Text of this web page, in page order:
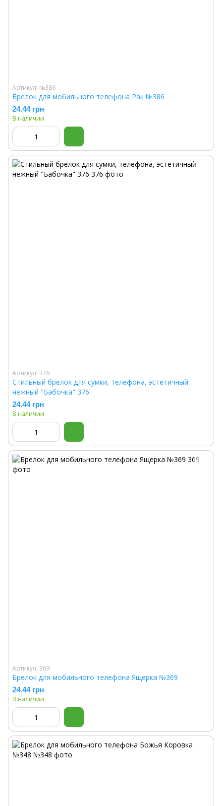
Артикул: №386
Брелок для мобильного телефона Рак №386
24.44 грн
В наличии
Артикул: 376
Стильный брелок для сумки, телефона, эстетичный
нежный "Бабочка" 376
24.44 грн
В наличии
Артикул: 369
Брелок для мобильного телефона Ящерка №369
24.44 грн
В наличии